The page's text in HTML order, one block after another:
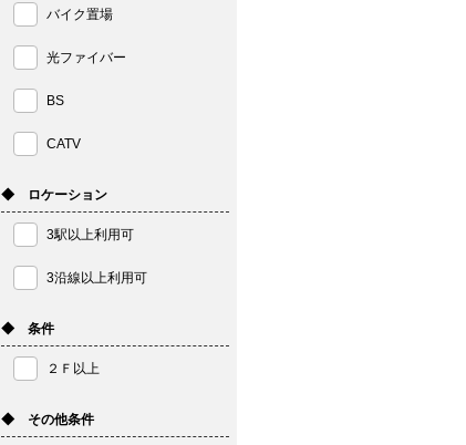
バイク置場
光ファイバー
BS
CATV
◆ ロケーション
3駅以上利用可
3沿線以上利用可
◆ 条件
２Ｆ以上
◆ その他条件